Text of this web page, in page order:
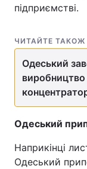
підприємстві.
ЧИТАЙТЕ ТАКОЖ
Одеський
Одеський
Наприкінці
Одеський